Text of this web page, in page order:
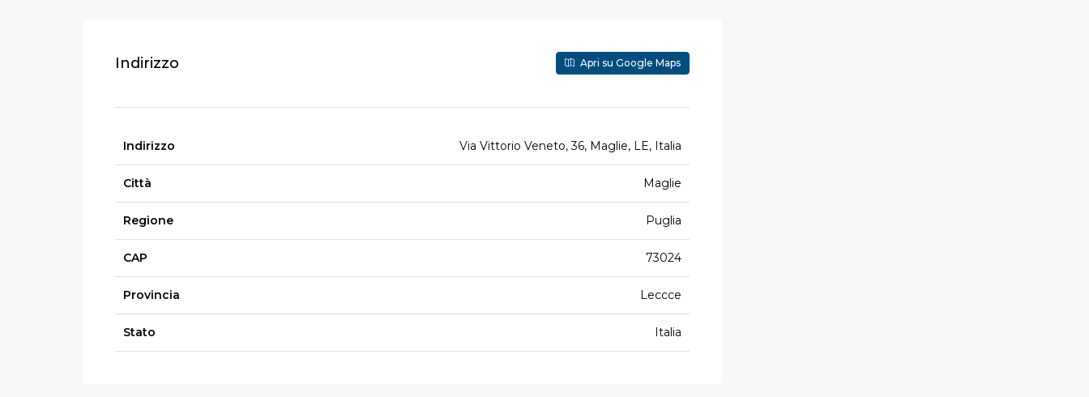
Indirizzo Apri su Google Maps
Indirizzo Via Vittorio Veneto, 36, Maglie, LE, Italia
Città Maglie
Regione Puglia
CAP 73024
Provincia Leccce
Stato Italia